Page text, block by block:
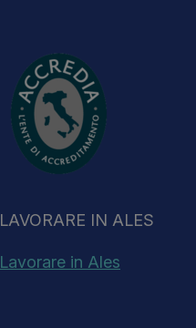
LAVORARE IN ALES
Lavorare in Ales